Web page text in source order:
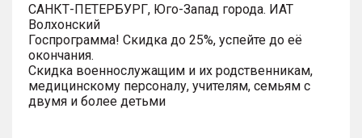
САНКТ-ПЕТЕРБУРГ, Юго-Запад города. ИАТ
Волхонский
Госпрограмма! Скидка до 25%, успейте до её
окончания.
Скидка военнослужащим и их родственникам,
медицинскому персоналу, учителям, семьям с
двумя и более детьми